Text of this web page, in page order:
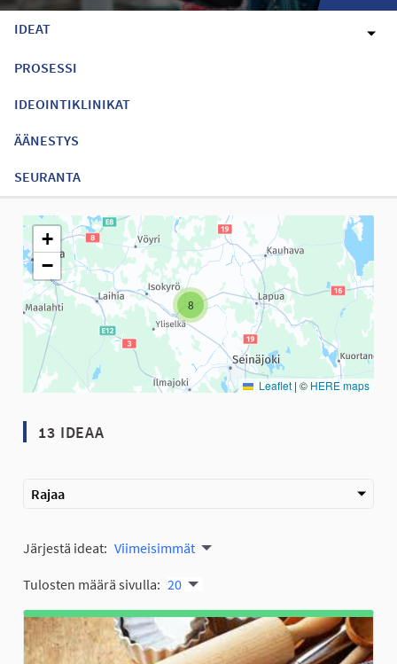
IDEAT
PROSESSI
IDEOINTIKLINIKAT
ÄÄNESTYS
SEURANTA
Seuraavassa elementissä on kartta, joka esittää tämän sivun
8
+
−
Leaflet | © HERE maps
13 IDEAA
Rajaa
Järjestä ideat: Viimeisimmät
Tulosten määrä sivulla: 20